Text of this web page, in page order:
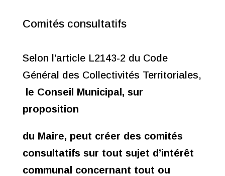
Comités consultatifs
Selon l’article L2143-2 du Code
Général des Collectivités Territoriales,
le Conseil Municipal, sur
proposition
du Maire, peut créer des comités
consultatifs sur tout sujet d’intérêt
communal concernant tout ou